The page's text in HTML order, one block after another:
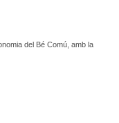
del Bé Comú, amb la